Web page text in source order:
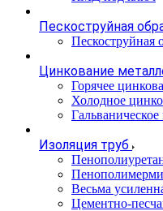
Пескоструйная
Пескоструйная
Цинкование
Горячее
Холодное
Изоляция труб
Весьма
Цементно-